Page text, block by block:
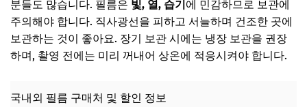
분들도 많습니다. 필름은 빛, 열, 습기에 민감하므로 보관에
주의해야 합니다. 직사광선을 피하고 서늘하며 건조한 곳에
보관하는 것이 좋아요. 장기 보관 시에는 냉장 보관을 권장
하며, 촬영 전에는 미리 꺼내어 상온에 적응시켜야 합니다.
국내외 필름 구매처 및 할인 정보